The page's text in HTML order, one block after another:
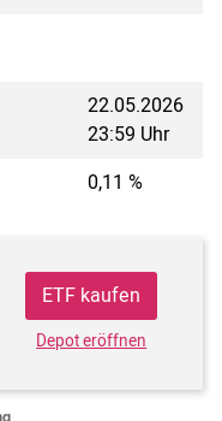
22.05.2026
23:59 Uhr
0,11 %
ETF kaufen
Depot eröffnen